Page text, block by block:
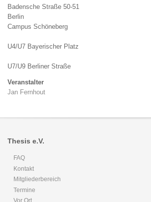
Badensche Straße 50-51
Berlin
Campus Schöneberg
U4/U7 Bayerischer Platz
U7/U9 Berliner Straße
Veranstalter
Jan Fernhout
Thesis e.V.
FAQ
Kontakt
Mitgliederbereich
Termine
Vor Ort